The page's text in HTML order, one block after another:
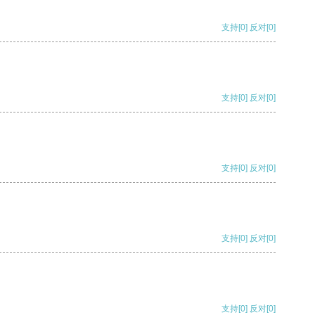
支持[0] 反对[0]
支持[0] 反对[0]
支持[0] 反对[0]
支持[0] 反对[0]
支持[0] 反对[0]